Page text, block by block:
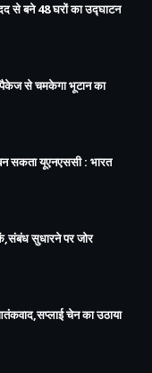
से बने 48 घरों का उद्घाटन
से चमकेगा भूटान का
सकता यूएनएससी : भारत
सुधारने पर जोर
चेन का उठाया